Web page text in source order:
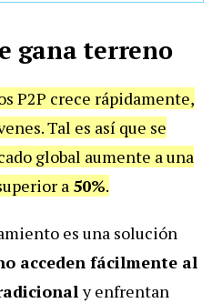
gana terreno
P2P crece rápidamente,
Tal es así que se
global aumente a una
a 50%.
es una solución
acceden fácilmente al
y enfrentan